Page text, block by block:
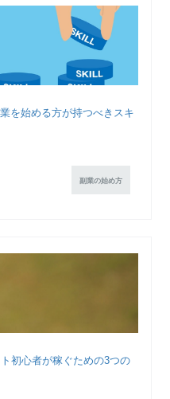
を始める方が持つべきスキ
副業の始め方
初心者が稼ぐための3つの